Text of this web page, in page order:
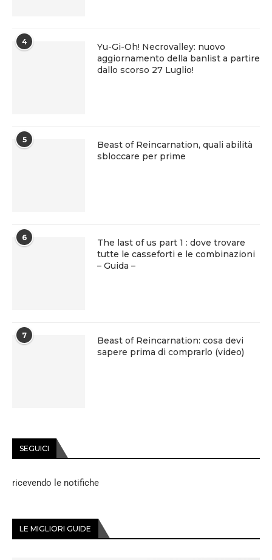
4
Yu-Gi-Oh! Necrovalley: nuovo
aggiornamento della banlist a partire
dallo scorso 27 Luglio!
5
Beast of Reincarnation, quali abilità
sbloccare per prime
6
The last of us part 1 : dove trovare
tutte le casseforti e le combinazioni
– Guida –
7
Beast of Reincarnation: cosa devi
sapere prima di comprarlo (video)
SEGUICI
ricevendo le notifiche
LE MIGLIORI GUIDE